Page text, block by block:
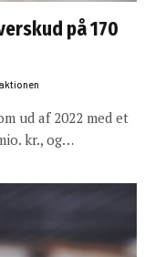
på 170
ud af 2022 med et
kr., og…